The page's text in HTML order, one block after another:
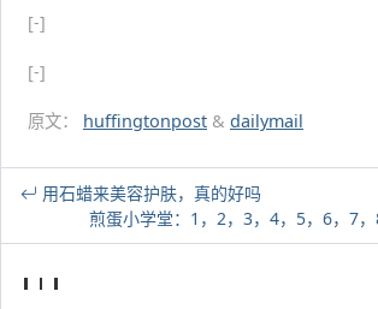
[-]
[-]
原文： huffingtonpost & dailymail
用石蜡来美容护肤，真的好吗
煎蛋小学堂：1，2，3，4，5，6，7